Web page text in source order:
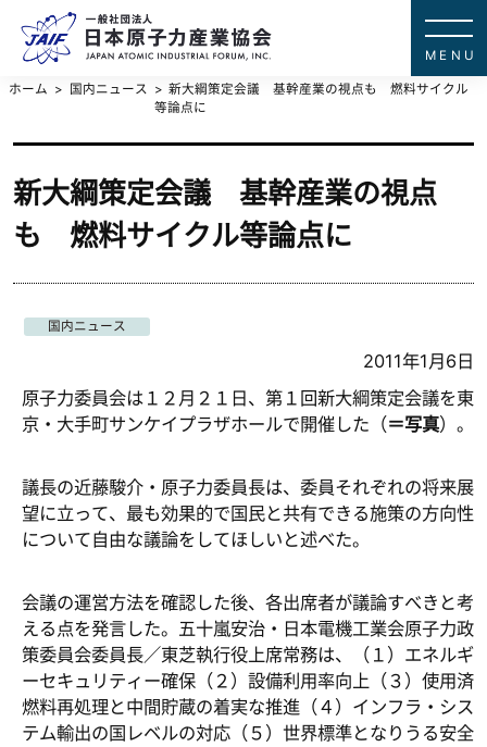
ホーム 国内ニュース
新大綱策定会議 基幹産業の視点も 燃料サイクル
等論点に
新大綱策定会議 基幹産業の視点
も 燃料サイクル等論点に
国内ニュース
2011年1月6日
原子力委員会は１２月２１日、第１回新大綱策定会議を東
京・大手町サンケイプラザホールで開催した（＝写真）。
議長の近藤駿介・原子力委員長は、委員それぞれの将来展
望に立って、最も効果的で国民と共有できる施策の方向性
について自由な議論をしてほしいと述べた。
会議の運営方法を確認した後、各出席者が議論すべきと考
える点を発言した。五十嵐安治・日本電機工業会原子力政
策委員会委員長／東芝執行役上席常務は、（１）エネルギ
ーセキュリティー確保（２）設備利用率向上（３）使用済
燃料再処理と中間貯蔵の着実な推進（４）インフラ・シス
テム輸出の国レベルの対応（５）世界標準となりうる安全